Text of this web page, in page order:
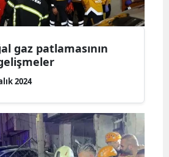
gaz patlamasının
2024